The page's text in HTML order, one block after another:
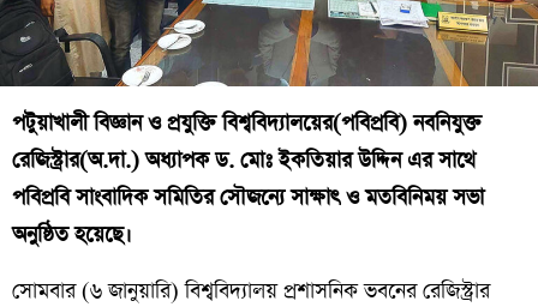
পটুয়াখালী বিজ্ঞান ও প্রযুক্তি বিশ্ববিদ্যালয়ের(পবিপ্রবি) নবনিযুক্ত
রেজিস্ট্রার(অ.দা.) অধ্যাপক ড. মোঃ ইকতিয়ার উদ্দিন এর সাথে
পবিপ্রবি সাংবাদিক সমিতির সৌজন্যে সাক্ষাৎ ও মতবিনিময় সভা
অনুষ্ঠিত হয়েছে।
সোমবার (৬ জানুয়ারি) বিশ্ববিদ্যালয় প্রশাসনিক ভবনের রেজিস্ট্রার